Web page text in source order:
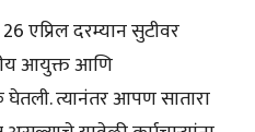
एप्रिल दरम्यान सुटीवर
आयुक्त आणि
त्यानंतर आपण सातारा